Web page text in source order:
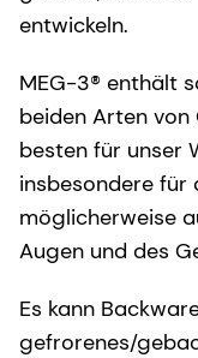
entwickeln.
MEG-3® enthält
beiden Arten
besten für unser
insbesondere für
möglicherweise
Augen und des
Es kann
gefrorenes/